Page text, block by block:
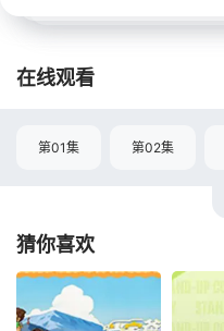
在线观看
第01集 第02集
猜你喜欢